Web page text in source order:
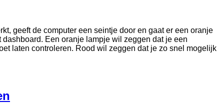
geeft de computer een seintje door en gaat er een oranje
Een oranje lampje wil zeggen dat je een
laten controleren. Rood wil zeggen dat je zo snel mogelijk